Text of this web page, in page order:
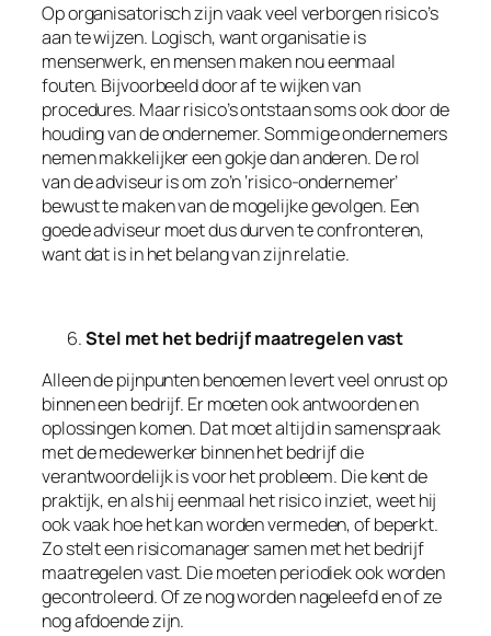
Op organisatorisch zijn vaak veel verborgen risico’s
aan te wijzen. Logisch, want organisatie is
mensenwerk, en mensen maken nou eenmaal
fouten. Bijvoorbeeld door af te wijken van
procedures. Maar risico’s ontstaan soms ook door de
houding van de ondernemer. Sommige ondernemers
nemen makkelijker een gokje dan anderen. De rol
van de adviseur is om zo’n ‘risico-ondernemer’
bewust te maken van de mogelijke gevolgen. Een
goede adviseur moet dus durven te confronteren,
want dat is in het belang van zijn relatie.
Stel met het bedrijf maatregelen vast
Alleen de pijnpunten benoemen levert veel onrust op
binnen een bedrijf. Er moeten ook antwoorden en
oplossingen komen. Dat moet altijd in samenspraak
met de medewerker binnen het bedrijf die
verantwoordelijk is voor het probleem. Die kent de
praktijk, en als hij eenmaal het risico inziet, weet hij
ook vaak hoe het kan worden vermeden, of beperkt.
Zo stelt een risicomanager samen met het bedrijf
maatregelen vast. Die moeten periodiek ook worden
gecontroleerd. Of ze nog worden nageleefd en of ze
nog afdoende zijn.